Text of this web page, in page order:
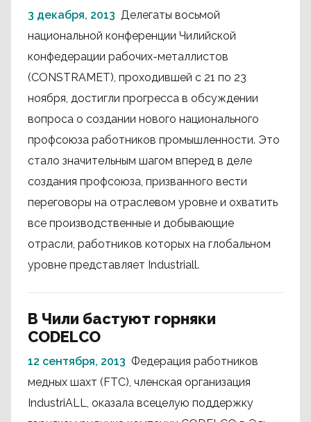
3 декабря, 2013 Делегаты восьмой
национальной конференции Чилийской
конфедерации рабочих-металлистов
(CONSTRAMET), проходившей с 21 по 23
ноября, достигли прогресса в обсуждении
вопроса о создании нового национального
профсоюза работников промышленности. Это
стало значительным шагом вперед в деле
создания профсоюза, призванного вести
переговоры на отраслевом уровне и охватить
все производственные и добывающие
отрасли, работников которых на глобальном
уровне представляет Industriall.
В Чили бастуют горняки
CODELCO
12 сентября, 2013 Федерация работников
медных шахт (FTC), членская организация
IndustriALL, оказала всецелую поддержку